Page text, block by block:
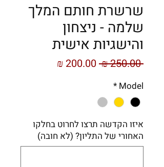
שרשרת חותם המלך
שלמה - ניצחון
והישגיות אישית
‏250.00 ‏₪
מחיר
Model
*
איזו הקדשה תרצו לחרוט בחלקו
האחורי של התליון? (לא חובה)